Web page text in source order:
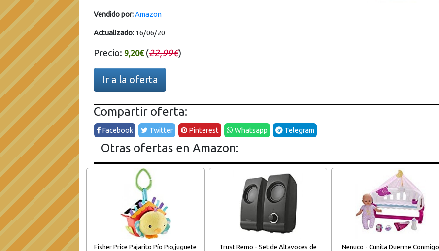
Vendido por:Amazon
Actualizado: 16/06/20
Precio: 9,20€(22,99€)
Ir a la oferta
Compartir oferta:
Facebook Twitter Pinterest Whatsapp Telegram
Otras ofertas en Amazon:
Fisher Price Pajarito Pío Pío,juguete
Trust Remo - Set de Altavoces de
Nenuco - Cunita Duerme Conmigo